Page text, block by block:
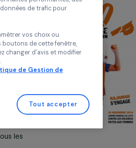
des Droits de l’Homme),
du orange
à la lutte contre
exposées dans
UNiS pour mettre
contre les
exemples
.
:
partenaires pour améliorer votre
permet de vous proposer des
et de fonctionnalités performantes, des
des données de trafic pour
paramètrer vos choix ou
sur les boutons de cette fenêtre,
pouvez changer d’avis et modifier
notre site.
et notre
Politique de Gestion de